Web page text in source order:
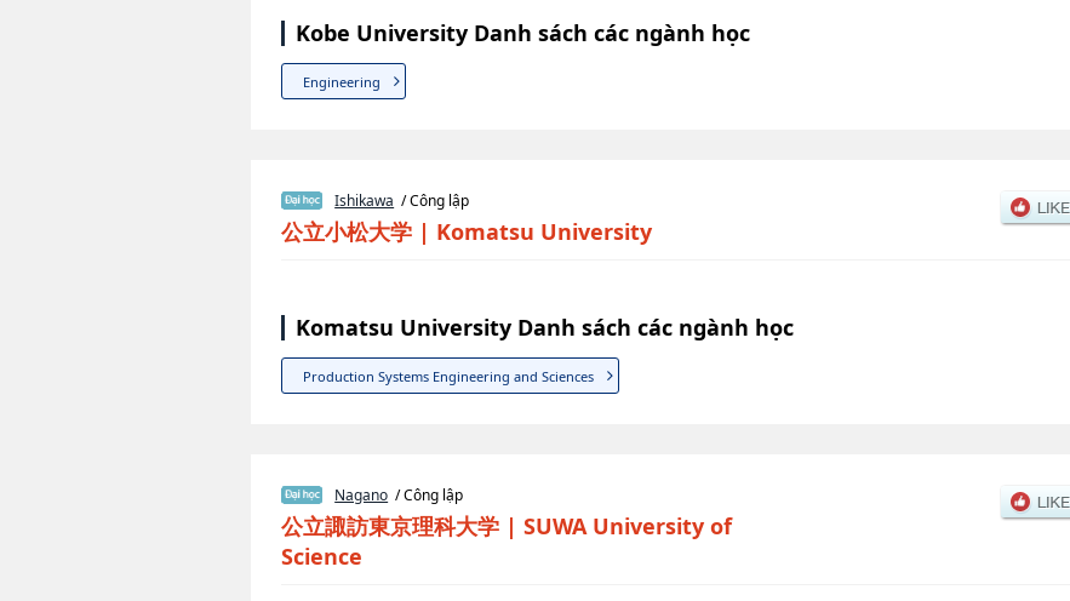
Kobe University Danh sách các ngành học
Engineering
Ishikawa / Công lập
公立小松大学 | Komatsu University
Komatsu University Danh sách các ngành học
Production Systems Engineering and Sciences
Nagano / Công lập
公立諏訪東京理科大学 | SUWA University of
Science